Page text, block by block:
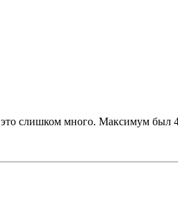
слишком много. Максимум был 4